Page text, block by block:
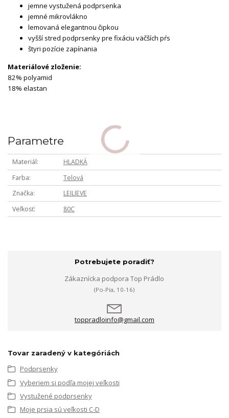
jemne vystužená podprsenka
jemné mikrovlákno
lemovaná elegantnou čipkou
vyšší stred podprsenky pre fixáciu väčších pŕs
štyri pozície zapínania
Materiálové zloženie:
82% polyamid
18% elastan
Parametre
Materiál
HLADKÁ
Farba
Telová
Značka
LEILIEVE
Veľkosť
80C
Potrebujete poradiť?
Zákaznícka podpora Top Prádlo
(Po-Pia, 10-16)
toppradloinfo@gmail.com
Tovar zaradený v kategóriách
Podprsenky
Vyberiem si podľa mojej veľkosti
Vystužené podprsenky
Moje prsia sú veľkosti C-D